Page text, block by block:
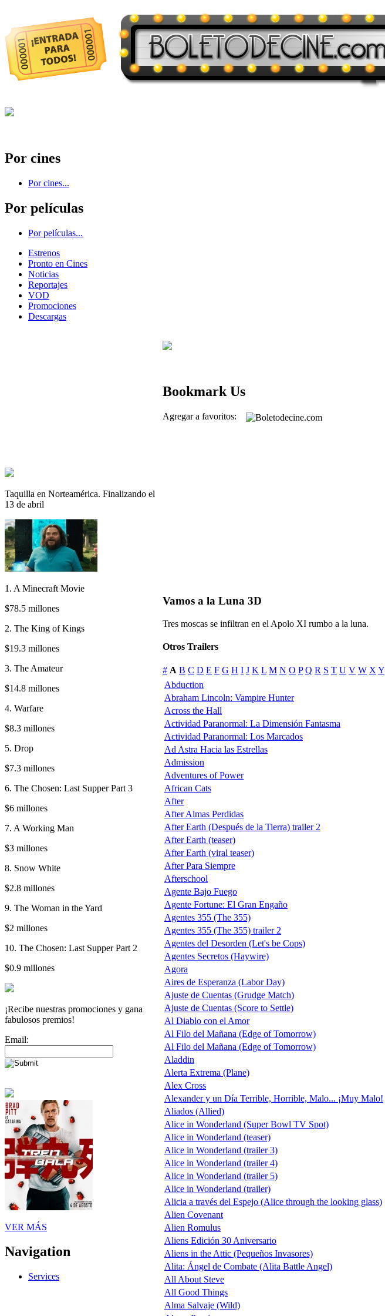
Por cines
Por cines...
Por películas
Por películas...
Estrenos
Pronto en Cines
Noticias
Reportajes
VOD
Promociones
Descargas
Taquilla en Norteamérica. Finalizando el
13 de abril
1. A Minecraft Movie
$78.5 millones
2. The King of Kings
$19.3 millones
3. The Amateur
$14.8 millones
4. Warfare
$8.3 millones
5. Drop
$7.3 millones
6. The Chosen: Last Supper Part 3
$6 millones
7. A Working Man
$3 millones
8. Snow White
$2.8 millones
9. The Woman in the Yard
$2 millones
10. The Chosen: Last Supper Part 2
$0.9 millones
¡Recibe nuestras promociones y gana
fabulosos premios!
Email:
VER MÁS
Navigation
Services
Bookmark Us
Agregar a favoritos:
Vamos a la Luna 3D
Tres moscas se infiltran en el Apolo XI rumbo a la luna.
Otros Trailers
# A B C D E F G H I J K L M N O P Q R S T U V W X Y
Abduction
Abraham Lincoln: Vampire Hunter
Across the Hall
Actividad Paranormal: La Dimensión Fantasma
Actividad Paranormal: Los Marcados
Ad Astra Hacia las Estrellas
Admission
Adventures of Power
African Cats
After
After Almas Perdidas
After Earth (Después de la Tierra) trailer 2
After Earth (teaser)
After Earth (viral teaser)
After Para Siempre
Afterschool
Agente Bajo Fuego
Agente Fortune: El Gran Engaño
Agentes 355 (The 355)
Agentes 355 (The 355) trailer 2
Agentes del Desorden (Let's be Cops)
Agentes Secretos (Haywire)
Agora
Aires de Esperanza (Labor Day)
Ajuste de Cuentas (Grudge Match)
Ajuste de Cuentas (Score to Settle)
Al Diablo con el Amor
Al Filo del Mañana (Edge of Tomorrow)
Al Filo del Mañana (Edge of Tomorrow)
Aladdin
Alerta Extrema (Plane)
Alex Cross
Alexander y un Día Terrible, Horrible, Malo... ¡Muy Malo!
Aliados (Allied)
Alice in Wonderland (Super Bowl TV Spot)
Alice in Wonderland (teaser)
Alice in Wonderland (trailer 3)
Alice in Wonderland (trailer 4)
Alice in Wonderland (trailer 5)
Alice in Wonderland (trailer)
Alicia a través del Espejo (Alice through the looking glass)
Alien Covenant
Alien Romulus
Aliens Edición 30 Aniversario
Aliens in the Attic (Pequeños Invasores)
Alita: Ángel de Combate (Alita Battle Angel)
All About Steve
All Good Things
Alma Salvaje (Wild)